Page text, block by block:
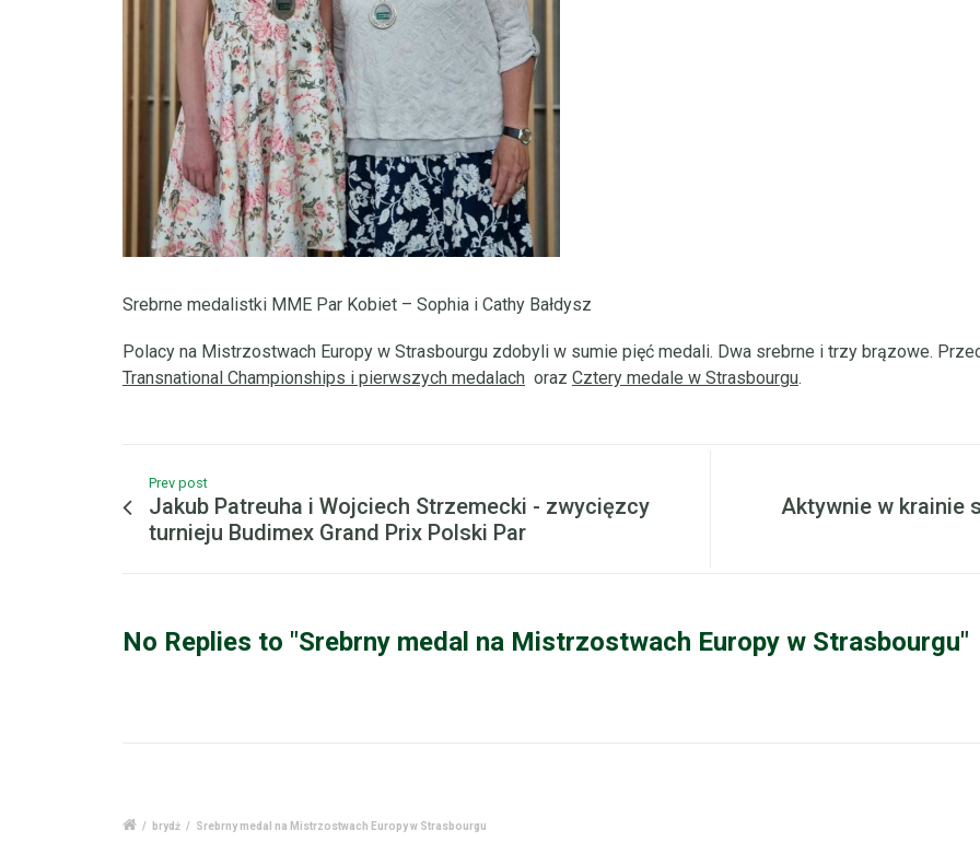
Srebrne medalistki MME Par Kobiet – Sophia i Cathy Bałdysz
Polacy na Mistrzostwach Europy w Strasbourgu zdobyli w sumie pięć medali. Dwa srebrne i trzy brązowe.
Transnational Championships i pierwszych medalach oraz Cztery medale w Strasbourgu.
Prev post
Jakub Patreuha i Wojciech Strzemecki - zwycięzcy
turnieju Budimex Grand Prix Polski Par
Aktywnie w krainie
No Replies to "Srebrny medal na Mistrzostwach Europy w Strasbourgu"
/ brydż / Srebrny medal na Mistrzostwach Europy w Strasbourgu